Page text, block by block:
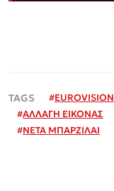
#EUROVISION
#ΑΛΛΑΓΗ ΕΙΚΟΝΑΣ
#ΝΕΤΑ ΜΠΑΡΖΙΛΑΙ